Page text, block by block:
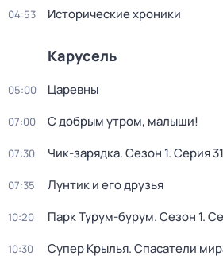
04:53 Исторические хроники
Карусель
05:00 Царевны
07:00 С добрым утром, малыши!
07:30 Чик-зарядка. Сезон 1. Серия
07:35 Лунтик и его друзья
10:20 Парк Турум-бурум. Сезон 1.
10:30 Супер Крылья. Спасатели